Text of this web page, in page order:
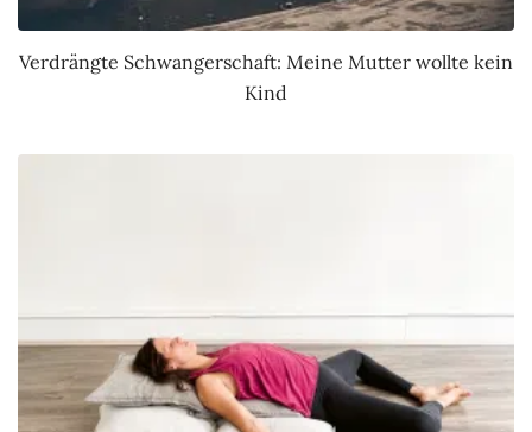
Verdrängte Schwangerschaft: Meine Mutter wollte kein
Kind